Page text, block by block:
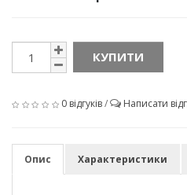
КУПИТИ
0 відгуків/ Написати
Опис Характеристики